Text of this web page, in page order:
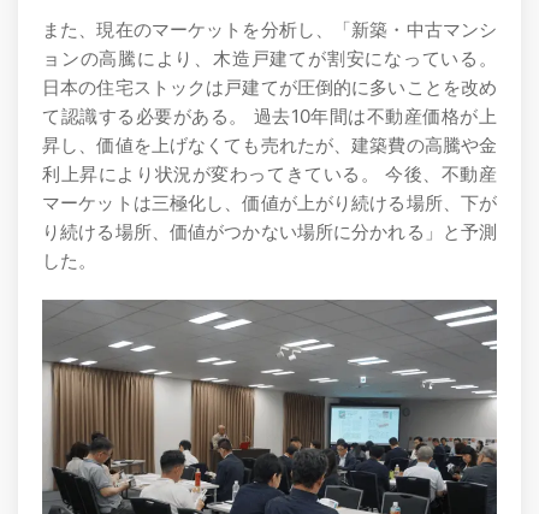
また、現在のマーケットを分析し、「新築・中古マンシ
ョンの高騰により、木造戸建てが割安になっている。
日本の住宅ストックは戸建てが圧倒的に多いことを改め
て認識する必要がある。 過去10年間は不動産価格が上
昇し、価値を上げなくても売れたが、建築費の高騰や金
利上昇により状況が変わってきている。 今後、不動産
マーケットは三極化し、価値が上がり続ける場所、下が
り続ける場所、価値がつかない場所に分かれる」と予測
した。